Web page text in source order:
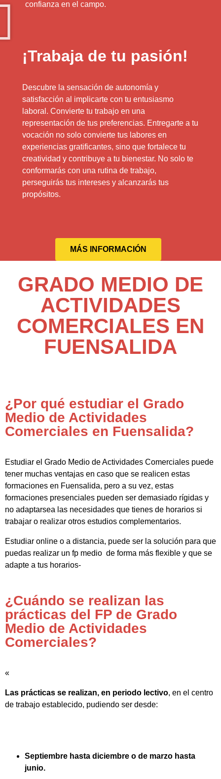
confianza en el campo.
¡Trabaja de tu pasión!
Descubre la sensación de autonomía y
satisfacción al implicarte con tu entusiasmo
laboral. Convierte tu trabajo en una
representación de tus preferencias. Entregarte a tu
vocación no solo convierte tus labores en
experiencias gratificantes, sino que fortalece tu
creatividad y contribuye a tu bienestar. No solo te
conformarás con una rutina de trabajo,
perseguirás tus intereses y alcanzarás tus
propósitos.
MÁS INFORMACIÓN
GRADO MEDIO DE
ACTIVIDADES
COMERCIALES EN
FUENSALIDA
¿Por qué estudiar el Grado
Medio de Actividades
Comerciales en Fuensalida?
Estudiar el Grado Medio de Actividades Comerciales puede
tener muchas ventajas en caso que se realicen estas
formaciones en Fuensalida, pero a su vez, estas
formaciones presenciales pueden ser demasiado rígidas y
no adaptarsea las necesidades que tienes de horarios si
trabajar o realizar otros estudios complementarios.
Estudiar online o a distancia, puede ser la solución para que
puedas realizar un fp medio de forma más flexible y que se
adapte a tus horarios-
¿Cuándo se realizan las
prácticas del FP de Grado
Medio de Actividades
Comerciales?
«
Las prácticas se realizan, en periodo lectivo, en el centro
de trabajo establecido, pudiendo ser desde:
Septiembre hasta diciembre o de marzo hasta
junio.